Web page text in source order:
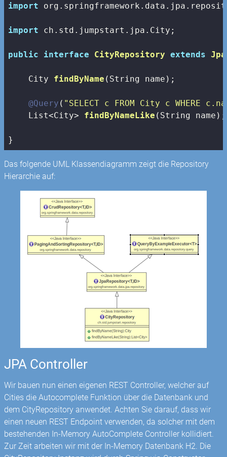
import
import ch.std.jumpstart.jpa.City;
public interface CityRepository extends
City findByName (String name) ;
@Query ( "SELECT c FROM City c WHERE
List<City> findByNameLike (String name) ;
}
Das folgende UML Klassendiagramm zeigt die Repository
Hierarchie auf:
JPA Controller
Wir bauen nun einen eigenen REST Controller, welcher auf
Cities die Autocomplete Funktion über die Datenbank und
dem CityRepository anwendet. Achten Sie darauf, dass wir
einen neuen REST Endpoint verwenden, da solcher mit dem
bestehenden In-Memory AutoComplete Controller kollidiert.
Zur Zeit arbeiten wir mit der In-Memory Datenbank H2. Die